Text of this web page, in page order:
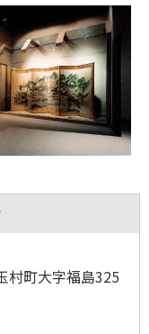
町大字福島325